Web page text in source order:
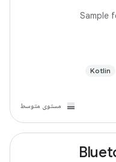
Sample
Kotlin
مستوى متوسط